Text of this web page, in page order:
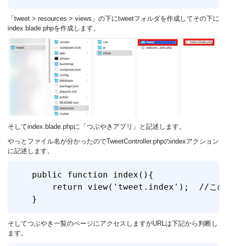
「tweet > resources > views」の下にtweetフォルダを作成してその下に
index.blade.phpを作成します。
そしてindex.blade.phpに「つぶやきアプリ」と記述します。
やっとファイル名が分かったのでTweetController.phpのindexアクション
に記述します。
public function index(){
return view('tweet.index');  //この
}
そしてつぶやき一覧のページにアクセスしますがURLは下記から判断し
ます。